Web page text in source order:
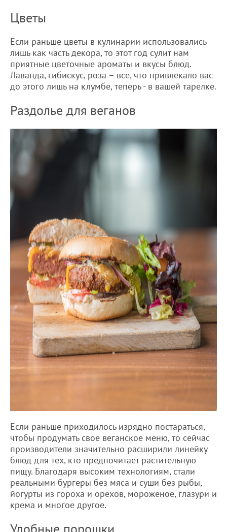
Цветы
Если раньше цветы в кулинарии использовались
лишь как часть декора, то этот год сулит нам
приятные цветочные ароматы и вкусы блюд.
Лаванда, гибискус, роза – все, что привлекало вас
до этого лишь на клумбе, теперь - в вашей тарелке.
Раздолье для веганов
Если раньше приходилось изрядно постараться,
чтобы продумать свое веганское меню, то сейчас
производители значительно расширили линейку
блюд для тех, кто предпочитает растительную
пищу. Благодаря высоким технологиям, стали
реальными бургеры без мяса и суши без рыбы,
йогурты из гороха и орехов, мороженое, глазури и
крема и многое другое.
Удобные порошки